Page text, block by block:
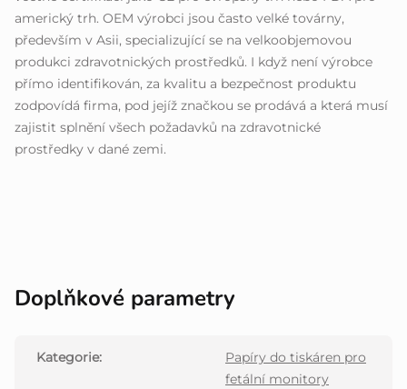
americký trh. OEM výrobci jsou často velké továrny,
především v Asii, specializující se na velkoobjemovou
produkci zdravotnických prostředků. I když není výrobce
přímo identifikován, za kvalitu a bezpečnost produktu
zodpovídá firma, pod jejíž značkou se prodává a která musí
zajistit splnění všech požadavků na zdravotnické
prostředky v dané zemi.
Doplňkové parametry
Kategorie:
Papíry do tiskáren pro
fetální monitory